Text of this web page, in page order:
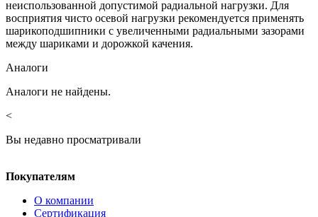
неиспользованной допустимой радиальной нагрузки. Для
восприятия чисто осевой нагрузки рекомендуется применять
шарикоподшипники с увеличенными радиальными зазорами
между шариками и дорожкой качения.
Аналоги
Аналоги не найдены.
<
Вы недавно просматривали
Покупателям
О компании
Сертификация